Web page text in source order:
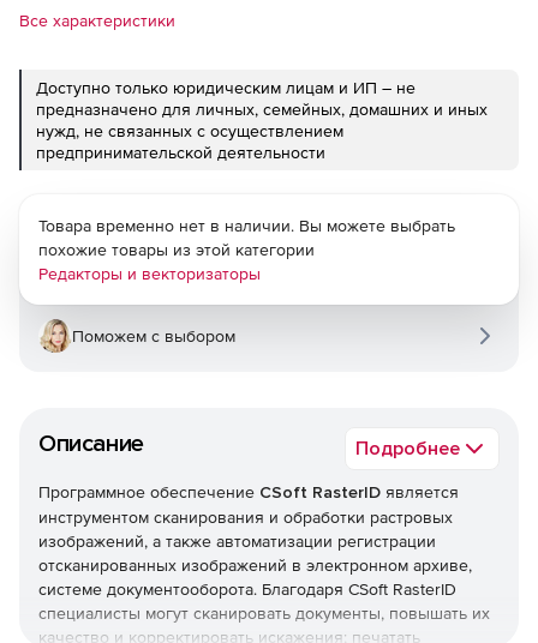
Все характеристики
Доступно только юридическим лицам и ИП – не
предназначено для личных, семейных, домашних и иных
нужд, не связанных с осуществлением
предпринимательской деятельности
Описание Подробнее
Программное обеспечение CSoft RasterID является
инструментом сканирования и обработки растровых
изображений, а также автоматизации регистрации
отсканированных изображений в электронном архиве,
системе документооборота. Благодаря CSoft RasterID
специалисты могут сканировать документы, повышать их
качество и корректировать искажения; печатать
Товара временно нет в наличии. Вы можете выбрать
похожие товары из этой категории
Редакторы и векторизаторы
Поможем с выбором